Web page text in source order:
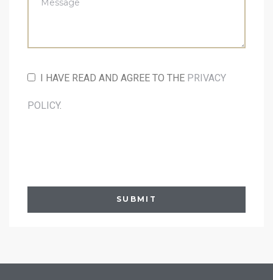
I HAVE READ AND AGREE TO THE PRIVACY
POLICY.